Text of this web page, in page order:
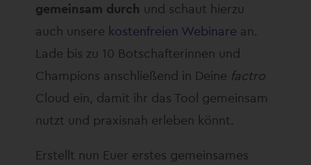
gemeinsam durch und schaut hierzu
auch unsere kostenfreien Webinare an.
Lade bis zu 10 Botschafterinnen und
Champions anschließend in Deine factro
Cloud ein, damit ihr das Tool gemeinsam
nutzt und praxisnah erleben könnt.
Erstellt nun Euer erstes gemeinsames